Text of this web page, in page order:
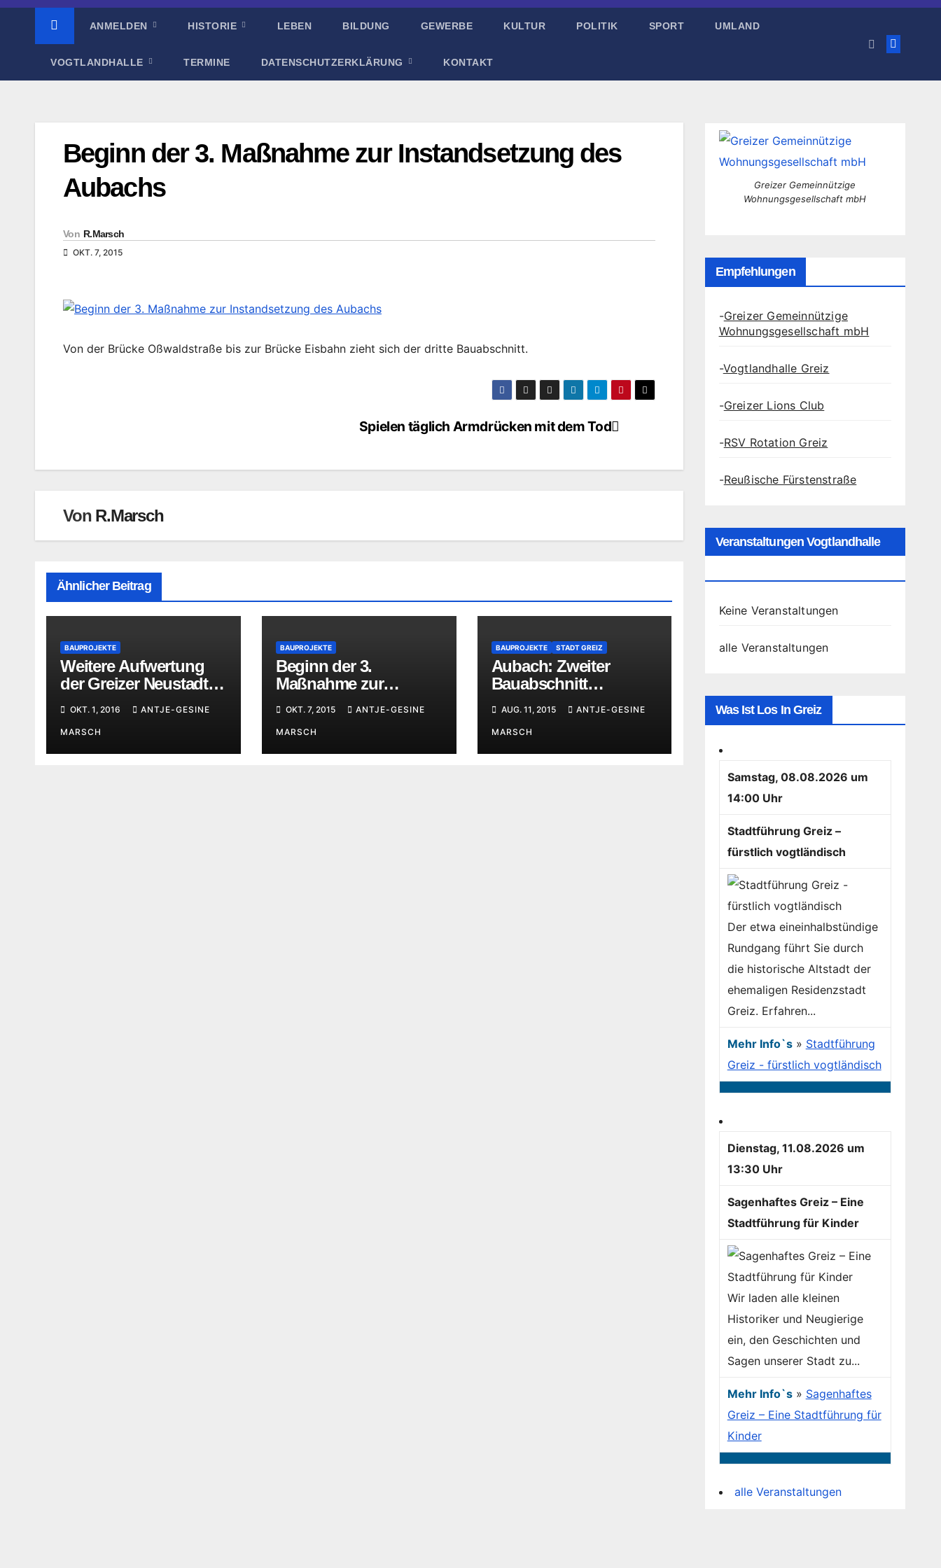
ANMELDEN HISTORIE LEBEN BILDUNG GEWERBE KULTUR POLITIK SPORT UMLAND
VOGTLANDHALLE TERMINE DATENSCHUTZERKLÄRUNG KONTAKT
Beginn der 3. Maßnahme zur Instandsetzung des
Aubachs
Von R.Marsch
OKT. 7, 2015
Von der Brücke Oßwaldstraße bis zur Brücke Eisbahn zieht sich der dritte Bauabschnitt.
Spielen täglich Armdrücken mit dem Tod
Von R.Marsch
Ähnlicher Beitrag
BAUPROJEKTE
Weitere Aufwertung
der Greizer Neustadt
Wohnpark
OKT. 1, 2016 ANTJE-GESINE
MARSCH
BAUPROJEKTE
Beginn der 3.
Maßnahme zur
Aubachs
OKT. 7, 2015 ANTJE-GESINE
MARSCH
BAUPROJEKTE STADT GREIZ
Aubach: Zweiter
Bauabschnitt
AUG. 11, 2015 ANTJE-GESINE
MARSCH
Greizer Gemeinnützige
Wohnungsgesellschaft mbH
Empfehlungen
-Greizer Gemeinnützige
Wohnungsgesellschaft mbH
-Vogtlandhalle Greiz
-Greizer Lions Club
-RSV Rotation Greiz
-Reußische Fürstenstraße
Veranstaltungen Vogtlandhalle
Keine Veranstaltungen
alle Veranstaltungen
Was Ist Los In Greiz
Samstag, 08.08.2026 um
14:00 Uhr
Stadtführung Greiz –
fürstlich vogtländisch
Der etwa eineinhalbstündige
Rundgang führt Sie durch
die historische Altstadt der
ehemaligen Residenzstadt
Greiz. Erfahren...
Mehr Info`s» Stadtführung
Greiz - fürstlich vogtländisch
Dienstag, 11.08.2026 um
13:30 Uhr
Sagenhaftes Greiz – Eine
Stadtführung für Kinder
Wir laden alle kleinen
Historiker und Neugierige
ein, den Geschichten und
Sagen unserer Stadt zu...
Mehr Info`s» Sagenhaftes
Greiz – Eine Stadtführung für
Kinder
alle Veranstaltungen